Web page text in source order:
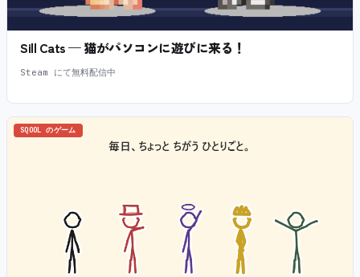
Sill Cats — 猫がパソコンに遊びに来る！
Steam にて無料配信中
SQOOL のゲーム